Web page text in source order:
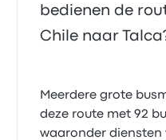
bedienen de
Chile naar
Meerdere grote
deze route met 92
waaronder diensten